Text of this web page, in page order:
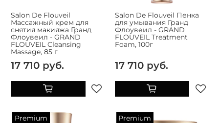
Salon De Flouveil
Массажный крем для
снятия макияжа Гранд
Флоувеил - GRAND
FLOUVEIL Cleansing
Massage, 85 г
17 710 руб.
Salon De Flouveil Пенка
для умывания Гранд
Флоувеил - GRAND
FLOUVEIL Treatment
Foam, 100г
17 710 руб.
Premium Premium